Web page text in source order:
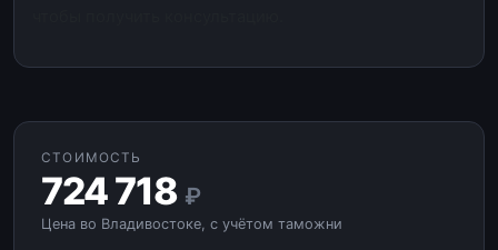
СТОИМОСТЬ
724 718 ₽
Цена во Владивостоке, с учётом таможни